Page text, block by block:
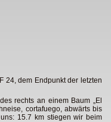
24, dem Endpunkt der letzten
rechts an einem Baum „El
cortafuego, abwärts bis
15.7 km stiegen wir beim